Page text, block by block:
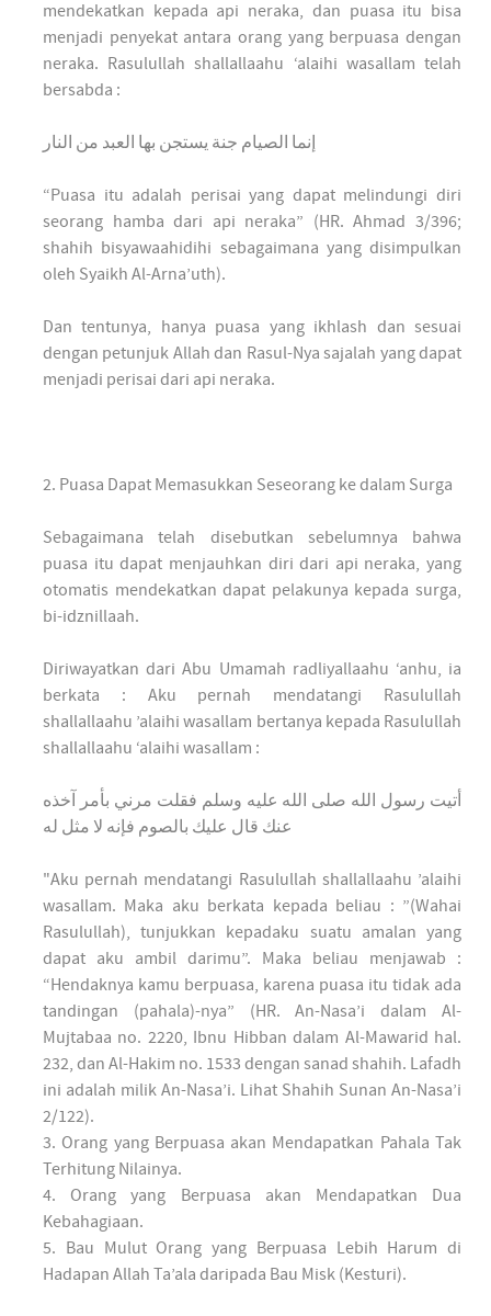
mendekatkan kepada api neraka, dan puasa itu bisa
menjadi penyekat antara orang yang berpuasa dengan
neraka. Rasulullah shallallaahu ‘alaihi wasallam telah
bersabda :
إنما الصيام جنة يستجن بها العبد من النار
“Puasa itu adalah perisai yang dapat melindungi diri
seorang hamba dari api neraka” (HR. Ahmad 3/396;
shahih bisyawaahidihi sebagaimana yang disimpulkan
oleh Syaikh Al-Arna’uth).
Dan tentunya, hanya puasa yang ikhlash dan sesuai
dengan petunjuk Allah dan Rasul-Nya sajalah yang dapat
menjadi perisai dari api neraka.
2. Puasa Dapat Memasukkan Seseorang ke dalam Surga
Sebagaimana telah disebutkan sebelumnya bahwa
puasa itu dapat menjauhkan diri dari api neraka, yang
otomatis mendekatkan dapat pelakunya kepada surga,
bi-idznillaah.
Diriwayatkan dari Abu Umamah radliyallaahu ‘anhu, ia
berkata : Aku pernah mendatangi Rasulullah
shallallaahu ’alaihi wasallam bertanya kepada Rasulullah
shallallaahu ‘alaihi wasallam :
أتيت رسول الله صلى الله عليه وسلم فقلت مرني بأمر آخذه
عنك قال عليك بالصوم فإنه لا مثل له
"Aku pernah mendatangi Rasulullah shallallaahu ’alaihi
wasallam. Maka aku berkata kepada beliau : ”(Wahai
Rasulullah), tunjukkan kepadaku suatu amalan yang
dapat aku ambil darimu”. Maka beliau menjawab :
“Hendaknya kamu berpuasa, karena puasa itu tidak ada
tandingan (pahala)-nya” (HR. An-Nasa’i dalam Al-
Mujtabaa no. 2220, Ibnu Hibban dalam Al-Mawarid hal.
232, dan Al-Hakim no. 1533 dengan sanad shahih. Lafadh
ini adalah milik An-Nasa’i. Lihat Shahih Sunan An-Nasa’i
2/122).
3. Orang yang Berpuasa akan Mendapatkan Pahala Tak
Terhitung Nilainya.
4. Orang yang Berpuasa akan Mendapatkan Dua
Kebahagiaan.
5. Bau Mulut Orang yang Berpuasa Lebih Harum di
Hadapan Allah Ta’ala daripada Bau Misk (Kesturi).